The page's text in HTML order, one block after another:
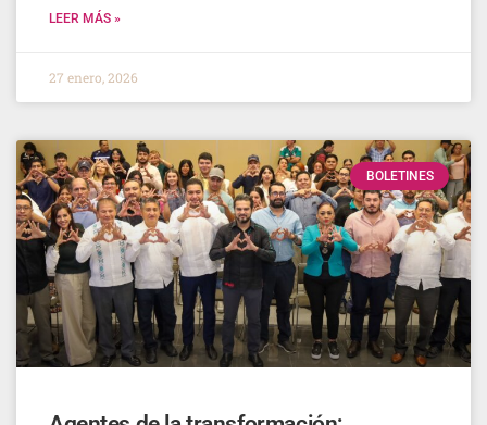
LEER MÁS »
27 enero, 2026
BOLETINES